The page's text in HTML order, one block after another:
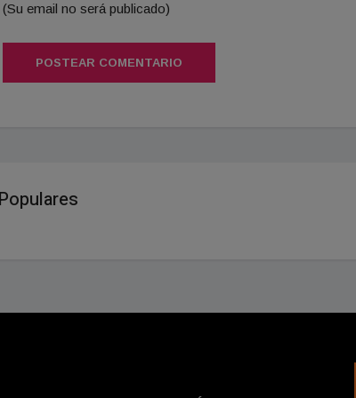
(Su email no será publicado)
POSTEAR COMENTARIO